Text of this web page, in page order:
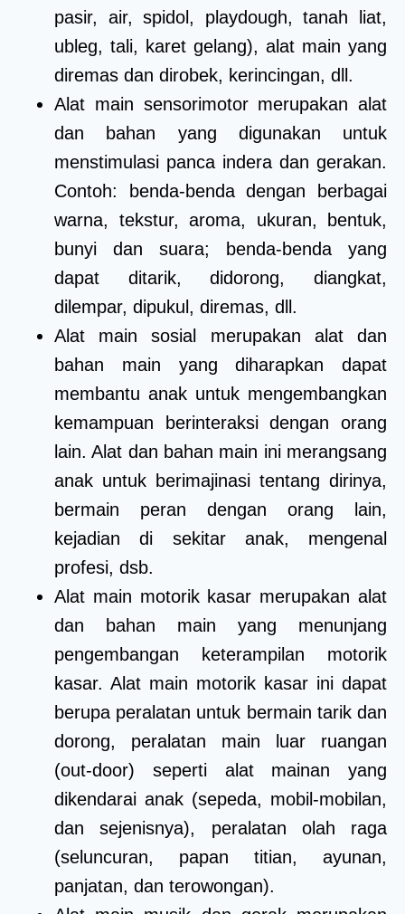
pasir, air, spidol, playdough, tanah liat,
ubleg, tali, karet gelang), alat main yang
diremas dan dirobek, kerincingan, dll.
Alat main sensorimotor merupakan alat
dan bahan yang digunakan untuk
menstimulasi panca indera dan gerakan.
Contoh: benda-benda dengan berbagai
warna, tekstur, aroma, ukuran, bentuk,
bunyi dan suara; benda-benda yang
dapat ditarik, didorong, diangkat,
dilempar, dipukul, diremas, dll.
Alat main sosial merupakan alat dan
bahan main yang diharapkan dapat
membantu anak untuk mengembangkan
kemampuan berinteraksi dengan orang
lain. Alat dan bahan main ini merangsang
anak untuk berimajinasi tentang dirinya,
bermain peran dengan orang lain,
kejadian di sekitar anak, mengenal
profesi, dsb.
Alat main motorik kasar merupakan alat
dan bahan main yang menunjang
pengembangan keterampilan motorik
kasar. Alat main motorik kasar ini dapat
berupa peralatan untuk bermain tarik dan
dorong, peralatan main luar ruangan
(out-door) seperti alat mainan yang
dikendarai anak (sepeda, mobil-mobilan,
dan sejenisnya), peralatan olah raga
(seluncuran, papan titian, ayunan,
panjatan, dan terowongan).